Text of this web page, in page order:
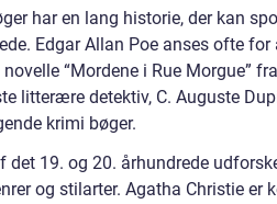
har en lang historie, der kan
Edgar Allan Poe anses ofte
“Mordene i Rue Morgue”
litterære detektiv, C. Auguste
krimi bøger.
det 19. og 20. århundrede
og stilarter. Agatha Christie er